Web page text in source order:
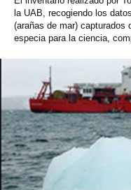
la UAB, recogiendo los
(arañas de mar) capturados
especia para la ciencia,